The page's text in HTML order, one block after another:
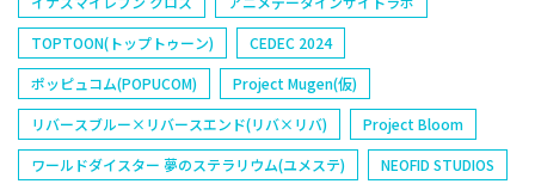
TOPTOON(トップトゥーン)
CEDEC 2024
ポッピュコム(POPUCOM)
Project Mugen(仮)
リバースブルー×リバースエンド(リバ×リバ)
Project Bloom
ワールドダイスター 夢のステラリウム(ユメステ)
NEOFID STUDIOS